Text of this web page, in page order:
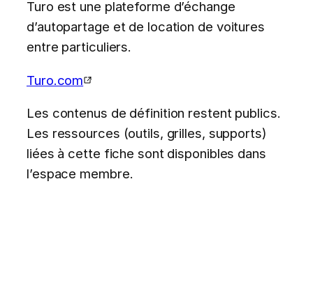
Turo est une plateforme d’échange
d’autopartage et de location de voitures
entre particuliers.
Turo.com
Les contenus de définition restent publics.
Les ressources (outils, grilles, supports)
liées à cette fiche sont disponibles dans
l’espace membre.